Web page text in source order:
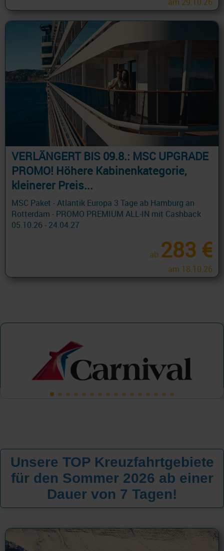
VERLÄNGERT BIS 09.8.: MSC UPGRADE
PROMO! Höhere Kabinenkategorie,
kleinerer Preis...
MSC Paket - Atlantik Europa 3 Tage ab Hamburg an
Rotterdam - PROMO PREMIUM ALL-IN mit Cashback
05.10.26 - 24.04.27
ab 283 €
am 18.10.26
Unsere TOP Kreuzfahrtgebiete
für den Sommer 2026 ab einer
Dauer von 7 Tagen!